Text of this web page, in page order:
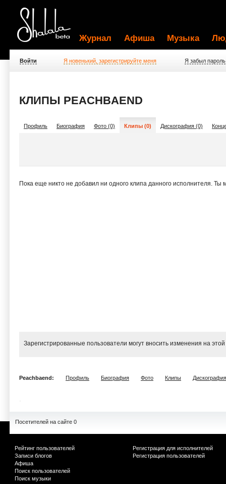
Журнал Афиша Музыка
Войти Я новенький, зарегистрируйте меня Я забыл пароль
КЛИПЫ PEACHBAEND
Профиль Биография Фото (0) Клипы (0) Дискография (0)
Пока еще никто не добавил ни одного клипа данного исполнителя.
Зарегистрированные пользователи могут вносить изменения на
Peachbaend: Профиль Биография Фото Клипы Дискография
Посетителей на сайте 0
Рейтинг пользователей
Записи блогов
Афиша
Поиск пользователей
Поиск музыки
Регистрация для исполнителей
Регистрация пользователей